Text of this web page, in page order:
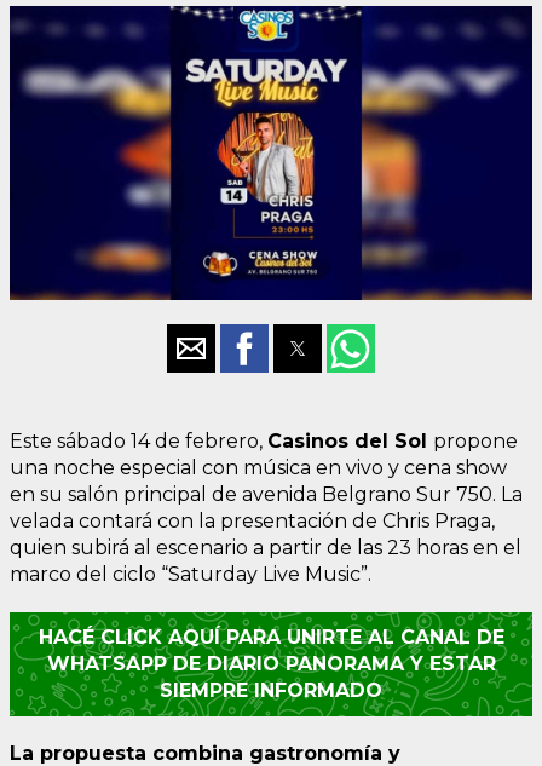
Este sábado 14 de febrero, Casinos del Sol propone
una noche especial con música en vivo y cena show
en su salón principal de avenida Belgrano Sur 750. La
velada contará con la presentación de Chris Praga,
quien subirá al escenario a partir de las 23 horas en el
marco del ciclo “Saturday Live Music”.
HACÉ CLICK AQUÍ PARA UNIRTE AL CANAL DE
WHATSAPP DE DIARIO PANORAMA Y ESTAR
SIEMPRE INFORMADO
La propuesta combina gastronomía y